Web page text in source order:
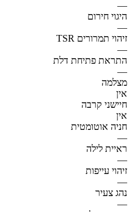
—
היגוי חירום
—
זיהוי תמרורים TSR
—
התראת פתיחת דלת
—
מצלמה
אין
חיישני קרבה
אין
חניה אוטומטית
—
ראיית לילה
—
זיהוי עייפות
—
נהג צעיר
—